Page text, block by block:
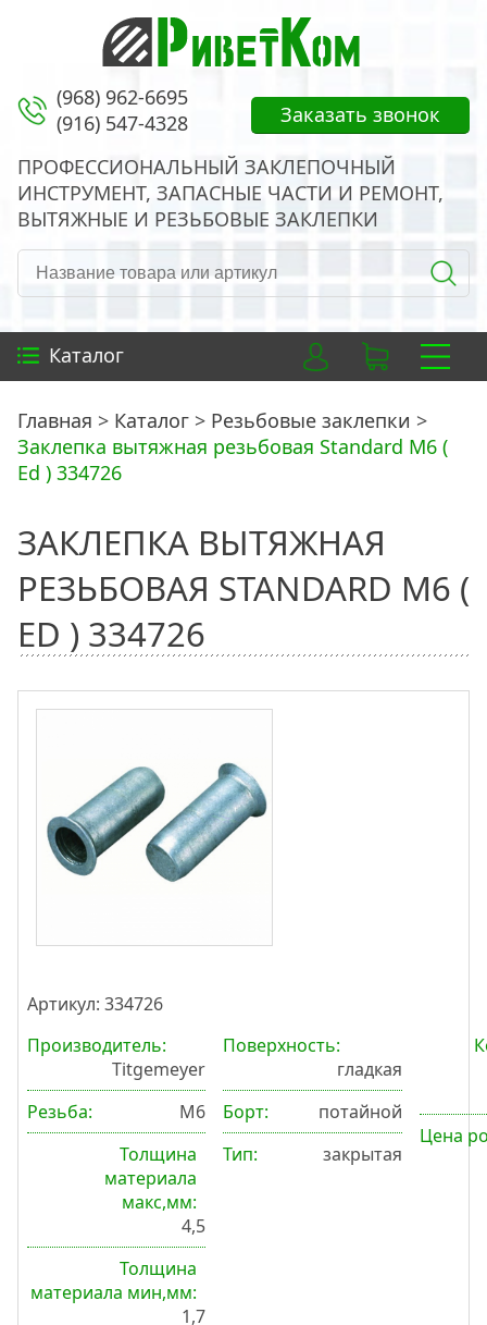
ПРОФЕССИОНАЛЬНЫЙ ЗАКЛЕПОЧНЫЙ
ИНСТРУМЕНТ, ЗАПАСНЫЕ ЧАСТИ И РЕМОНТ,
ВЫТЯЖНЫЕ И РЕЗЬБОВЫЕ ЗАКЛЕПКИ
(968) 962-6695
(916) 547-4328
Заказать звонок
Каталог
Главная Каталог
Резьбовые заклепки
Заклепка вытяжная резьбовая Standard M6 (
Ed ) 334726
ЗАКЛЕПКА ВЫТЯЖНАЯ
РЕЗЬБОВАЯ STANDARD M6 (
ED ) 334726
Артикул: 334726
Производитель:
Titgemeyer
Резьба:
М6
Толщина
материала
макс,мм:
4,5
Толщина
материала мин,мм:
1,7
Поверхность:
гладкая
Борт:
потайной
Тип:
закрытая
Цена